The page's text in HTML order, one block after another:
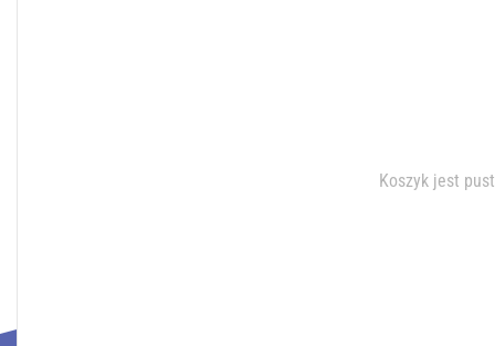
Koszyk jest